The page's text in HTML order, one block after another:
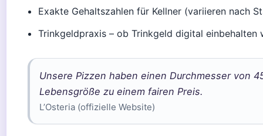
Exakte Gehaltszahlen für Kellner (variieren nach
Trinkgeldpraxis – ob Trinkgeld digital
Unsere Pizzen haben einen Durchmesser von
Lebensgröße zu einem fairen Preis.
L’Osteria (offizielle Website)